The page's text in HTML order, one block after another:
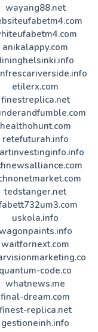
wayang88.net
anikalappy.com
etilerx.com
finestreplica.net
healthohunt.com
retefuturah.info
tedstanger.net
uskola.info
waitfornext.com
quantum-code.co
whatnews.me
final-dream.com
finest-replica.net
gestioneinh.info